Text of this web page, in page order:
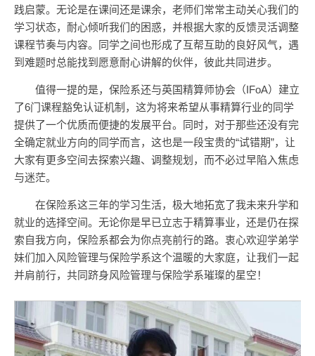
践启蒙。无论是在课间还是课余，老师们常常主动关心我们的
学习状态，耐心倾听我们的困惑，并根据大家的反馈灵活调整
课程节奏与内容。同学之间也形成了互帮互助的良好风气，遇
到难题时总能找到愿意耐心讲解的伙伴，彼此共同进步。
值得一提的是，保险系还与英国精算师协会（IFoA）建立
了6门课程豁免认证机制，这为将来希望从事精算行业的同学
提供了一个优质而便捷的发展平台。同时，对于那些还没有完
全确定就业方向的同学而言，这也是一段宝贵的“试错期”，让
大家有更多空间去探索兴趣、调整规划，而不必过早陷入焦虑
与迷茫。
在保险系这三年的学习生活，极大地拓宽了我未来升学和
就业的选择空间。无论你是早已立志于精算事业，还是仍在探
索自我方向，保险系都会为你点亮前行的路。衷心欢迎学弟学
妹们加入风险管理与保险学系这个温暖的大家庭，让我们一起
并肩前行，共同跻身风险管理与保险学系璀璨的星空！